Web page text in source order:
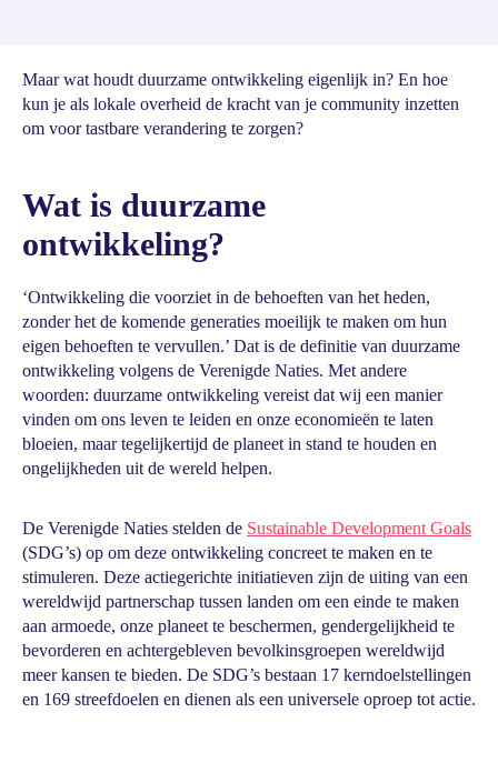
Maar wat houdt duurzame ontwikkeling eigenlijk in? En hoe
kun je als lokale overheid de kracht van je community inzetten
om voor tastbare verandering te zorgen?
Wat is duurzame
ontwikkeling?
‘Ontwikkeling die voorziet in de behoeften van het heden,
zonder het de komende generaties moeilijk te maken om hun
eigen behoeften te vervullen.’ Dat is de definitie van duurzame
ontwikkeling volgens de Verenigde Naties. Met andere
woorden: duurzame ontwikkeling vereist dat wij een manier
vinden om ons leven te leiden en onze economieën te laten
bloeien, maar tegelijkertijd de planeet in stand te houden en
ongelijkheden uit de wereld helpen.
De Verenigde Naties stelden de Sustainable Development Goals
(SDG’s) op om deze ontwikkeling concreet te maken en te
stimuleren. Deze actiegerichte initiatieven zijn de uiting van een
wereldwijd partnerschap tussen landen om een einde te maken
aan armoede, onze planeet te beschermen, gendergelijkheid te
bevorderen en achtergebleven bevolkinsgroepen wereldwijd
meer kansen te bieden. De SDG’s bestaan 17 kerndoelstellingen
en 169 streefdoelen en dienen als een universele oproep tot actie.